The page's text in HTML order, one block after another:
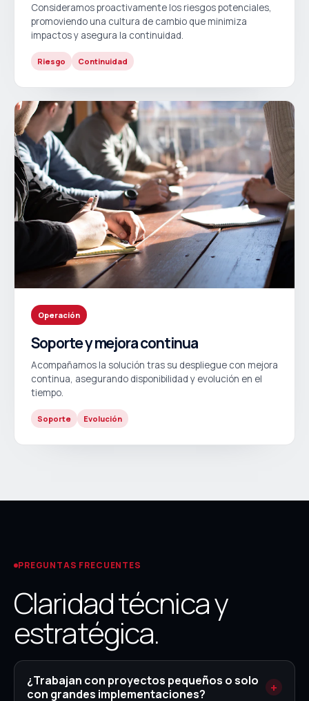
Consideramos proactivamente los riesgos potenciales,
promoviendo una cultura de cambio que minimiza
impactos y asegura la continuidad.
Riesgo Continuidad
Operación
Soporte y mejora continua
Acompañamos la solución tras su despliegue con mejora
continua, asegurando disponibilidad y evolución en el
tiempo.
Soporte Evolución
PREGUNTAS FRECUENTES
Claridad técnica y
estratégica.
¿Trabajan con proyectos pequeños o solo
con grandes implementaciones?